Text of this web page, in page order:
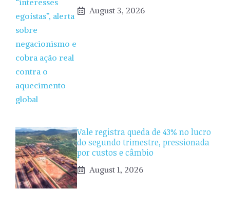
August 3, 2026
Vale registra queda de 43% no lucro
do segundo trimestre, pressionada
por custos e câmbio
August 1, 2026